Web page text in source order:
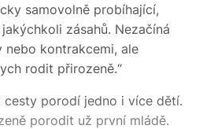
samovolně probíhající,
zásahů. Nezačíná
kontrakcemi, ale
rodit přirozeně.“
cesty porodí jedno i více dětí.
porodit už první mládě.